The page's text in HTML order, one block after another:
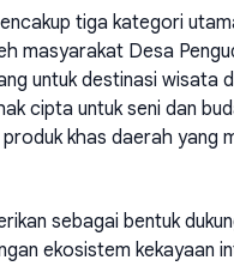
tiga kategori
masyarakat Desa
untuk destinasi wisata
cipta untuk seni dan
khas daerah yang
sebagai bentuk
ekosistem kekayaan